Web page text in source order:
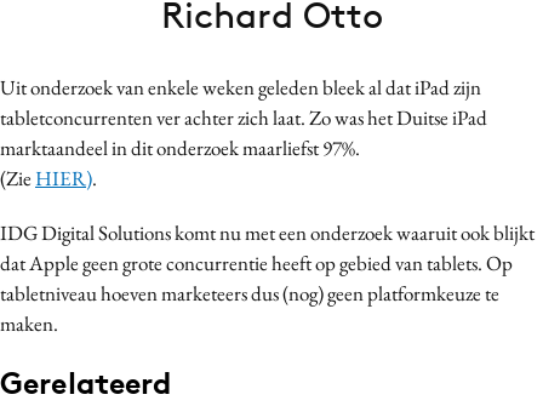
Carriere
Contentmarketing
Craft
Data & Insights
Design
Digital transformation
Effectiviteit
Uit onderzoek van enkele weken geleden bleek al dat iPad zijn
tabletconcurrenten ver achter zich laat. Zo was het Duitse iPad
marktaandeel in dit onderzoek maarliefst 97%.
(ZieHIER).
IDG Digital Solutions komt nu met een onderzoek waaruit ook blijkt
dat Apple geen grote concurrentie heeft op gebied van tablets. Op
tabletniveau hoeven marketeers dus (nog) geen platformkeuze te
maken.
Gerelateerd
Richard Otto